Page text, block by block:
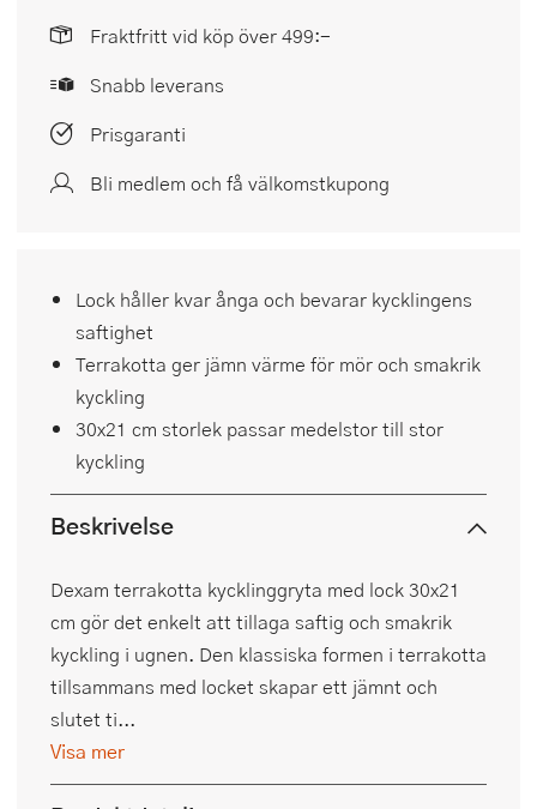
Fraktfritt vid köp över 499:-
Snabb leverans
Prisgaranti
Bli medlem och få välkomstkupong
Lock håller kvar ånga och bevarar kycklingens
saftighet
Terrakotta ger jämn värme för mör och smakrik
kyckling
30x21 cm storlek passar medelstor till stor
kyckling
Beskrivelse
Dexam terrakotta kycklinggryta med lock 30x21
cm gör det enkelt att tillaga saftig och smakrik
kyckling i ugnen. Den klassiska formen i terrakotta
tillsammans med locket skapar ett jämnt och
slutet ti...
Visa mer